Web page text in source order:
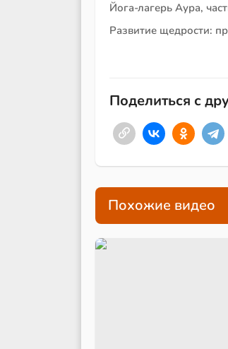
Йога-лагерь Аура,
Развитие щедрости:
Поделиться с
Похожие видео